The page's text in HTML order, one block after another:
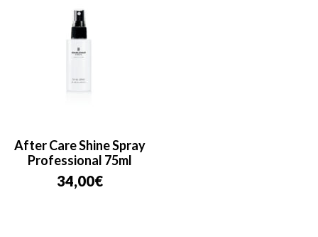
After Care Shine Spray
Professional 75ml
34,00€